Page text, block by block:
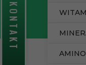
KONTAKT